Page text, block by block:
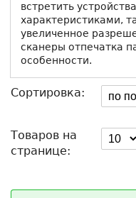
встретить
характеристиками,
увеличенное
сканеры отпечатка
особенности.
Сортировка:
Товаров на
странице: